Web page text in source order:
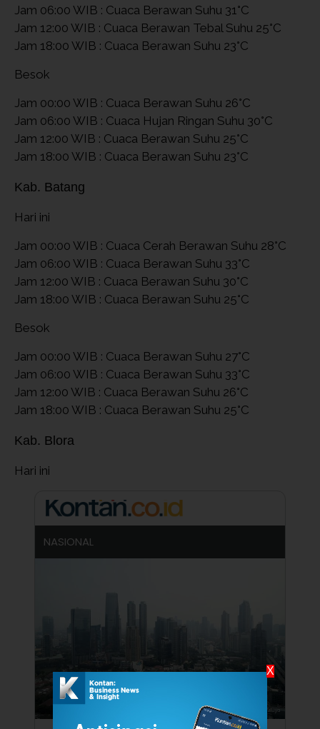
Jam 06:00 WIB : Cuaca Berawan Suhu 31°C
Jam 12:00 WIB : Cuaca Berawan Tebal Suhu 25°C
Jam 18:00 WIB : Cuaca Berawan Suhu 23°C
Besok
Jam 00:00 WIB : Cuaca Berawan Suhu 26°C
Jam 06:00 WIB : Cuaca Hujan Ringan Suhu 30°C
Jam 12:00 WIB : Cuaca Berawan Suhu 25°C
Jam 18:00 WIB : Cuaca Berawan Suhu 23°C
Kab. Batang
Hari ini
Jam 00:00 WIB : Cuaca Cerah Berawan Suhu 28°C
Jam 06:00 WIB : Cuaca Berawan Suhu 33°C
Jam 12:00 WIB : Cuaca Berawan Suhu 30°C
Jam 18:00 WIB : Cuaca Berawan Suhu 25°C
Besok
Jam 00:00 WIB : Cuaca Berawan Suhu 27°C
Jam 06:00 WIB : Cuaca Berawan Suhu 33°C
Jam 12:00 WIB : Cuaca Berawan Suhu 26°C
Jam 18:00 WIB : Cuaca Berawan Suhu 25°C
Kab. Blora
Hari ini
NASIONAL
X